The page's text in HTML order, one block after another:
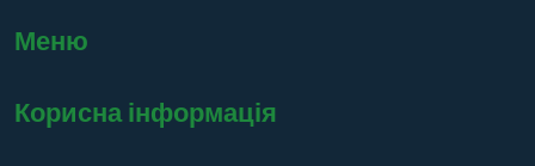
Меню
Корисна інформація